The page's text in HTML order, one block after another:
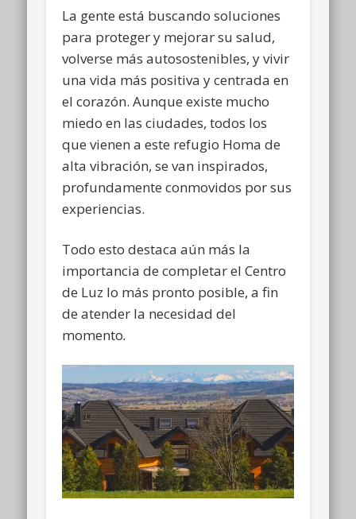
La gente está buscando soluciones
para proteger y mejorar su salud,
volverse más autosostenibles, y vivir
una vida más positiva y centrada en
el corazón. Aunque existe mucho
miedo en las ciudades, todos los
que vienen a este refugio Homa de
alta vibración, se van inspirados,
profundamente conmovidos por sus
experiencias.
Todo esto destaca aún más la
importancia de completar el Centro
de Luz lo más pronto posible, a fin
de atender la necesidad del
momento.